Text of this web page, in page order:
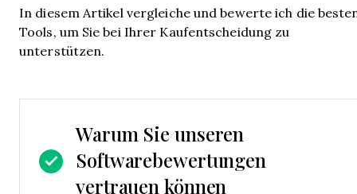
In diesem Artikel vergleiche und bewerte ich die
Tools, um Sie bei Ihrer Kaufentscheidung zu
unterstützen.
Warum Sie unseren
Softwarebewertungen
vertrauen können